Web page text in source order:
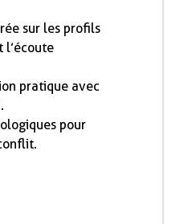
sur les profils
l’écoute
pratique avec
pour